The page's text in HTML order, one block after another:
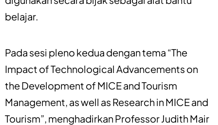
belajar.
Pada sesi pleno kedua dengan tema “The
Impact of Technological Advancements on
the Development of MICE and Tourism
Management, as well as Research in MICE and
Tourism”, menghadirkan Professor Judith Mair